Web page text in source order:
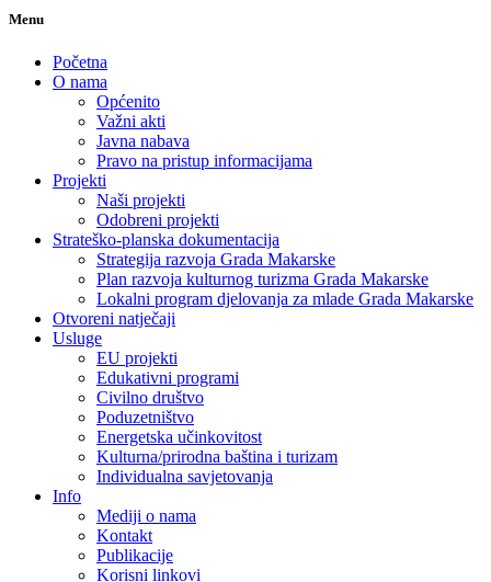
Menu
Početna
O nama
Općenito
Važni akti
Javna nabava
Pravo na pristup informacijama
Projekti
Naši projekti
Odobreni projekti
Strateško-planska dokumentacija
Strategija razvoja Grada Makarske
Plan razvoja kulturnog turizma Grada Makarske
Lokalni program djelovanja za mlade Grada Makarske
Otvoreni natječaji
Usluge
EU projekti
Edukativni programi
Civilno društvo
Poduzetništvo
Energetska učinkovitost
Kulturna/prirodna baština i turizam
Individualna savjetovanja
Info
Mediji o nama
Kontakt
Publikacije
Korisni linkovi